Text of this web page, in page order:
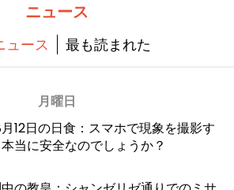
ニュース
ュース 最も読まれた
月曜日
12日の日食：スマホで現象を撮影す
当に安全なのでしょうか？